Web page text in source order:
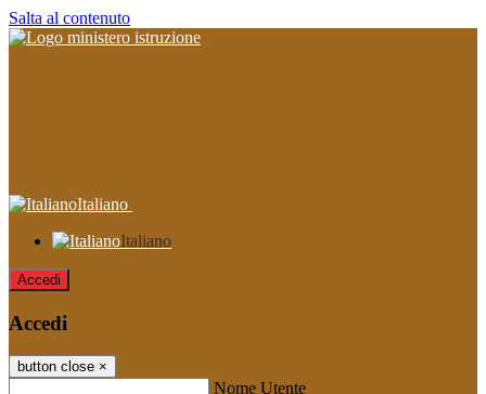
Salta al contenuto
Italiano
Italiano
Accedi
Accedi
button close ×
Nome Utente